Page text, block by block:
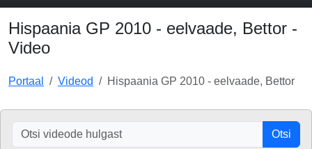
Hispaania GP 2010 - eelvaade, Bettor -
Video
Portaal Videod Hispaania GP 2010 - eelvaade, Bettor
Otsi